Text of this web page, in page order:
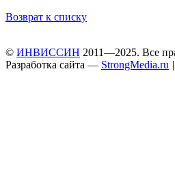
Возврат к списку
© ИНВИССИН 2011—2025. Все
Разработка сайта — StrongMedia.ru |